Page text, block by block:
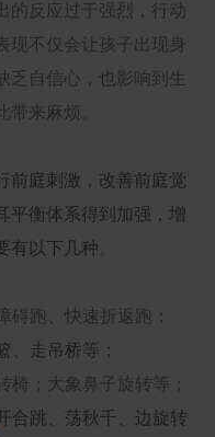
的反应过于强烈，行动
现不仅会让孩子出现身
乏自信心，也影响到生
来麻烦。
庭刺激，改善前庭觉
平衡体系得到加强，增
以下几种。
跑、快速折返跑；
走吊桥等；
；大象鼻子旋转等；
跳、荡秋千、边旋转